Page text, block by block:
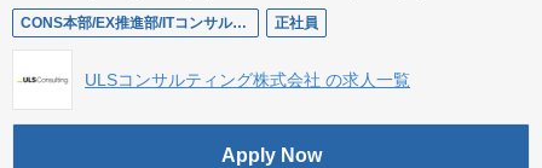
CONS本部/EX推進部/ITコンサルタント(PMコンサルタント)/メンバー 正社員
ULSコンサルティング株式会社 の求人一覧
Apply Now